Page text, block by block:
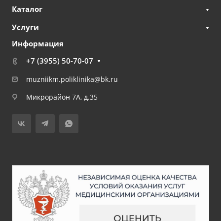
Каталог
Услуги
Информация
+7 (3955) 50-70-07
muzniikm.poliklinika@bk.ru
Микрорайон 7А, д.35